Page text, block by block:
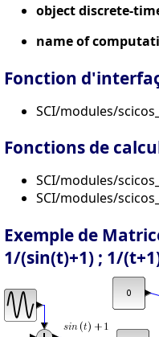
object discrete-
name of
Fonction
SCI/modules/
Fonctions de
SCI/modules/
SCI/modules/
Exemple de
1/(sin(t)+1) ; 1/